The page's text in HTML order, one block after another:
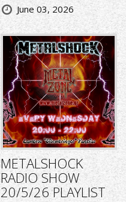
June 03, 2026
METALSHOCK
RADIO SHOW
20/5/26 PLAYLIST